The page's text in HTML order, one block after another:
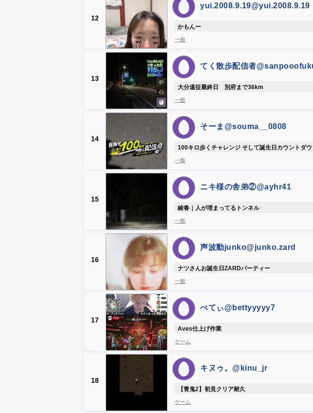
12
かもんー
yui.2008.9.19@yui.2008.9.19
一般
13
大分遠征最終日 別府まで36km
てく散歩配信者
一般
14
100キロ歩くチャレンジ そして誕生日カウントダ
そーま@souma__0808
一般
15
綾春｜人が埋まってるトンネル
ニキ様の舎弟②@ayhr41
一般
16
ナツさんお誕生日ZARDパーティー
声波動junko@junko.zard
一般
17
Aves仕上げ作業
べてぃ@bettyyyyy7
ゲーム
18
【青鬼2】初見クリア耐久
キヌゥ。@kinu_jr
ゲーム